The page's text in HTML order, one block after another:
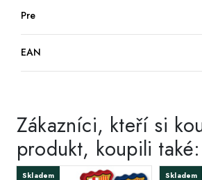
Pre
EAN
Zákazníci, kteří si
produkt, koupili také:
Skladem Skladem